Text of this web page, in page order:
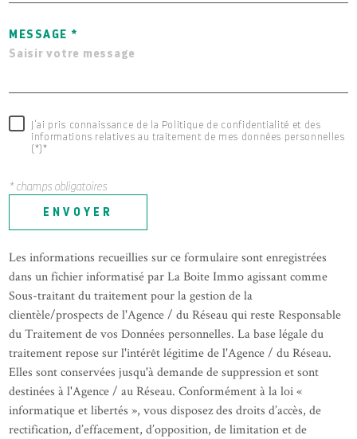
MESSAGE *
J'ai pris connaissance de la Politique de confidentialité et des
informations relatives au traitement de mes données personnelles
(*)*
* champs obligatoires
ENVOYER
Les informations recueillies sur ce formulaire sont enregistrées
dans un fichier informatisé par La Boite Immo agissant comme
Sous-traitant du traitement pour la gestion de la
clientèle/prospects de l'Agence / du Réseau qui reste Responsable
du Traitement de vos Données personnelles. La base légale du
traitement repose sur l'intérêt légitime de l'Agence / du Réseau.
Elles sont conservées jusqu'à demande de suppression et sont
destinées à l'Agence / au Réseau. Conformément à la loi «
informatique et libertés », vous disposez des droits d’accès, de
rectification, d’effacement, d’opposition, de limitation et de